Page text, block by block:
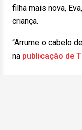
filha mais nova,
criança.
“Arrume o cabelo
na publicação de